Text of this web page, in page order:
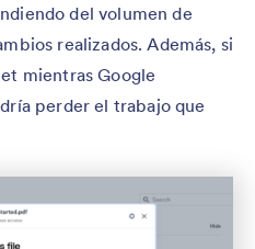
del volumen de
realizados. Además, si
mientras Google
perder el trabajo que